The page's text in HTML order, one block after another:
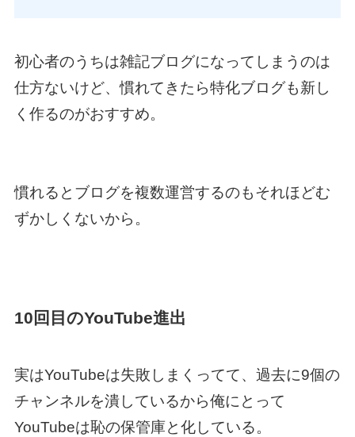
初心者のうちは雑記ブログになってしまうのは
仕方ないけど、慣れてきたら特化ブログも新し
く作るのがおすすめ。
慣れるとブログを複数運営するのもそれほどむ
ずかしくないから。
10回目のYouTube進出
実はYouTubeは失敗しまくってて、過去に9個の
チャンネルを潰しているから俺にとって
YouTubeは恥の保管庫と化している。